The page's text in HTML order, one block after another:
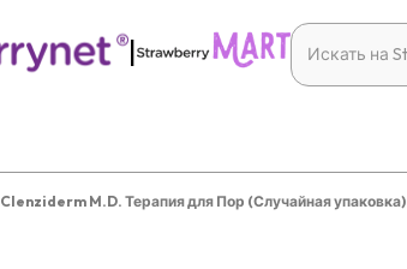
|
Clenziderm M.D. Терапия для Пор (Случайная упаковка)